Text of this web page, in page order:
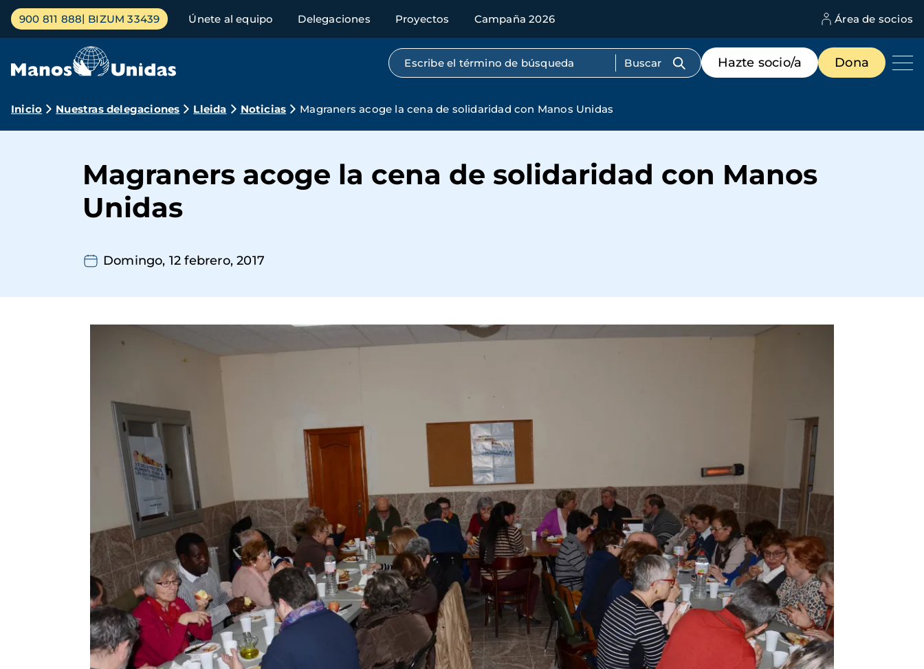
Pasar
contenido
Menú
principal
900 811 888 BIZUM 33439 Únete al equipo Delegaciones Proyectos Campaña 2026 Área de socios
Búsqueda por texto completo
Menú
de
destacados
Hazte socio/a Dona
Ruta
navegación
Inicio Nuestras delegaciones Lleida Noticias Magraners acoge la cena de solidaridad con Manos Unidas
Magraners acoge la cena de solidaridad con Manos
Unidas
Domingo, 12 febrero, 2017